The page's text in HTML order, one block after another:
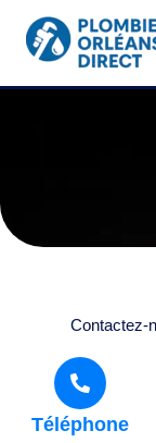
contenu
Contactez-
Téléphone